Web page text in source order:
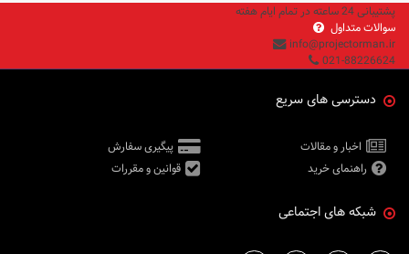
پشتیبانی 24 ساعته در تمام ایام هفته
سوالات متداول
info@projectorman.ir
021-88226624
دسترسی های سریع
اخبار و مقالات
پیگیری سفارش
راهنمای خرید
قوانین و مقررات
شبکه های اجتماعی